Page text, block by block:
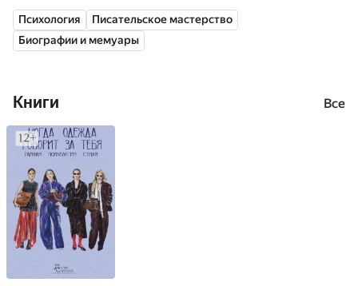
Психология
Писательское мастерство
Биографии и мемуары
Книги Все